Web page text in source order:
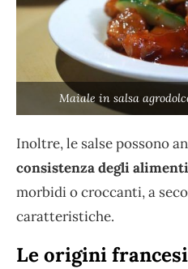
Maiale in salsa
Inoltre, le salse possono
consistenza degli
morbidi o croccanti, a
caratteristiche.
Le origini